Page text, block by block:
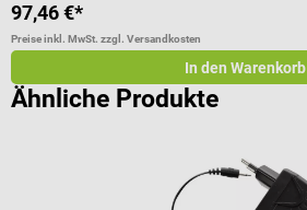
97,46 €*
Preise inkl. MwSt. zzgl. Versandkosten
In den Warenkorb
Ähnliche Produkte